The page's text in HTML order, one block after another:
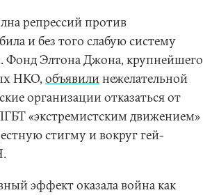
репрессий против
и без того слабую систему
Элтона Джона, крупнейшего
НКО, объявилинежелательной
организации отказаться от
«экстремистским движением»
стигму и вокруг гей-
эффект оказала война как